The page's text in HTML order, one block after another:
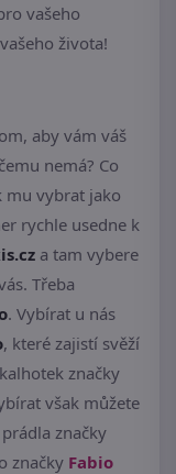
vašeho
života!
aby vám váš
nemá? Co
mu vybrat jako
rychle usedne k
a tam vybere
Třeba
. Vybírat u nás
, které zajistí svěží
značky
však můžete
značky
značky Fabio